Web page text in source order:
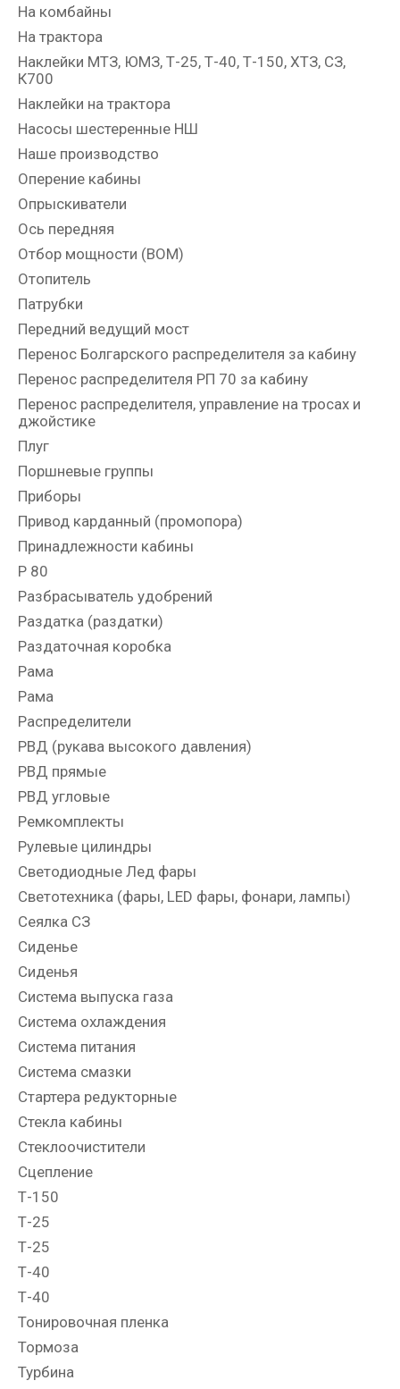
На комбайны
На трактора
Наклейки МТЗ, ЮМЗ, Т-25, Т-40, Т-150, ХТЗ, СЗ,
К700
Наклейки на трактора
Насосы шестеренные НШ
Наше производство
Оперение кабины
Опрыскиватели
Ось передняя
Отбор мощности (ВОМ)
Отопитель
Патрубки
Передний ведущий мост
Перенос Болгарского распределителя за кабину
Перенос распределителя РП 70 за кабину
Перенос распределителя, управление на тросах и
джойстике
Плуг
Поршневые группы
Приборы
Привод карданный (промопора)
Принадлежности кабины
Р 80
Разбрасыватель удобрений
Раздатка (раздатки)
Раздаточная коробка
Рама
Рама
Распределители
РВД (рукава высокого давления)
РВД прямые
РВД угловые
Ремкомплекты
Рулевые цилиндры
Светодиодные Лед фары
Светотехника (фары, LED фары, фонари, лампы)
Сеялка СЗ
Сиденье
Сиденья
Система выпуска газа
Система охлаждения
Система питания
Система смазки
Стартера редукторные
Стекла кабины
Стеклоочистители
Сцепление
Т-150
Т-25
Т-25
Т-40
Т-40
Тонировочная пленка
Тормоза
Турбина